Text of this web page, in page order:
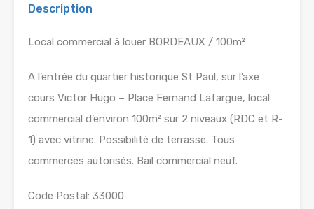
Description
Local commercial à louer BORDEAUX / 100m²
A l’entrée du quartier historique St Paul, sur l’axe
cours Victor Hugo – Place Fernand Lafargue, local
commercial d’environ 100m² sur 2 niveaux (RDC et R-
1) avec vitrine. Possibilité de terrasse. Tous
commerces autorisés. Bail commercial neuf.
Code Postal: 33000